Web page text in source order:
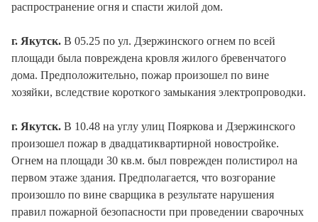
распространение огня и спасти жилой дом.
г. Якутск. В 05.25 по ул. Дзержинского огнем по всей
площади была повреждена кровля жилого бревенчатого
дома. Предположительно, пожар произошел по вине
хозяйки, вследствие короткого замыкания электропроводки.
г. Якутск. В 10.48 на углу улиц Пояркова и Дзержинского
произошел пожар в двадцатиквартирной новостройке.
Огнем на площади 30 кв.м. был поврежден полистирол на
первом этаже здания. Предполагается, что возгорание
произошло по вине сварщика в результате нарушения
правил пожарной безопасности при проведении сварочных